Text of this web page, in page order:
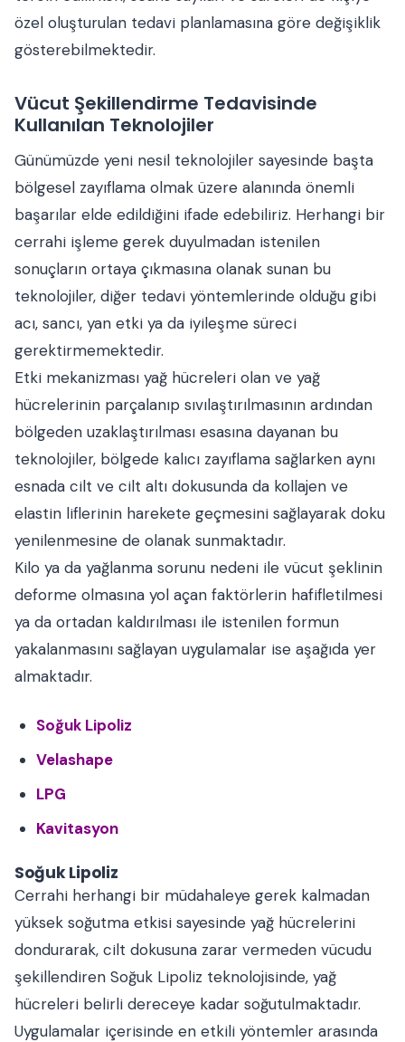
özel oluşturulan tedavi planlamasına göre değişiklik
gösterebilmektedir.
Vücut Şekillendirme Tedavisinde
Kullanılan Teknolojiler
Günümüzde yeni nesil teknolojiler sayesinde başta
bölgesel zayıflama olmak üzere alanında önemli
başarılar elde edildiğini ifade edebiliriz. Herhangi bir
cerrahi işleme gerek duyulmadan istenilen
sonuçların ortaya çıkmasına olanak sunan bu
teknolojiler, diğer tedavi yöntemlerinde olduğu gibi
acı, sancı, yan etki ya da iyileşme süreci
gerektirmemektedir.
Etki mekanizması yağ hücreleri olan ve yağ
hücrelerinin parçalanıp sıvılaştırılmasının ardından
bölgeden uzaklaştırılması esasına dayanan bu
teknolojiler, bölgede kalıcı zayıflama sağlarken aynı
esnada cilt ve cilt altı dokusunda da kollajen ve
elastin liflerinin harekete geçmesini sağlayarak doku
yenilenmesine de olanak sunmaktadır.
Kilo ya da yağlanma sorunu nedeni ile vücut şeklinin
deforme olmasına yol açan faktörlerin hafifletilmesi
ya da ortadan kaldırılması ile istenilen formun
yakalanmasını sağlayan uygulamalar ise aşağıda yer
almaktadır.
Soğuk Lipoliz
Velashape
LPG
Kavitasyon
Soğuk Lipoliz
Cerrahi herhangi bir müdahaleye gerek kalmadan
yüksek soğutma etkisi sayesinde yağ hücrelerini
dondurarak, cilt dokusuna zarar vermeden vücudu
şekillendiren Soğuk Lipoliz teknolojisinde, yağ
hücreleri belirli dereceye kadar soğutulmaktadır.
Uygulamalar içerisinde en etkili yöntemler arasında